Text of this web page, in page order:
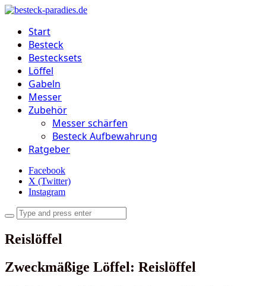
Start
Besteck
Bestecksets
Löffel
Gabeln
Messer
Zubehör
Messer schärfen
Besteck Aufbewahrung
Ratgeber
Facebook
X (Twitter)
Instagram
Reislöffel
Zweckmäßige Löffel: Reislöffel